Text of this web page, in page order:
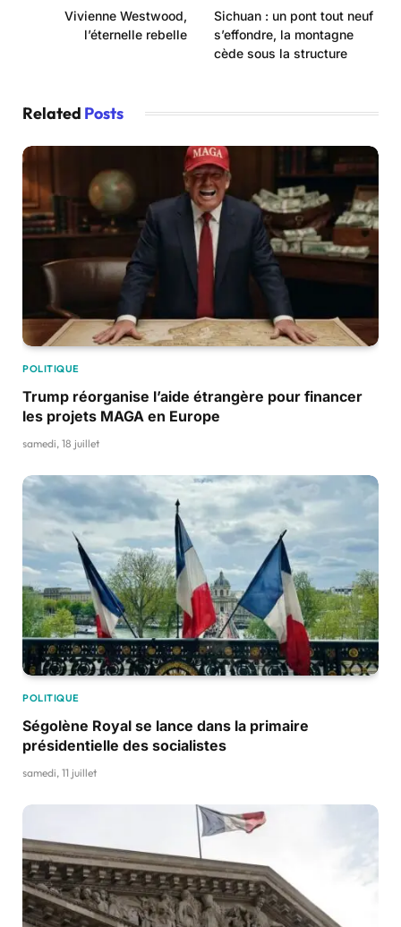
Vivienne Westwood,
l’éternelle rebelle
Sichuan : un pont tout neuf
s’effondre, la montagne
cède sous la structure
Related Posts
POLITIQUE
Trump réorganise l’aide étrangère pour financer
les projets MAGA en Europe
samedi, 18 juillet
POLITIQUE
Ségolène Royal se lance dans la primaire
présidentielle des socialistes
samedi, 11 juillet